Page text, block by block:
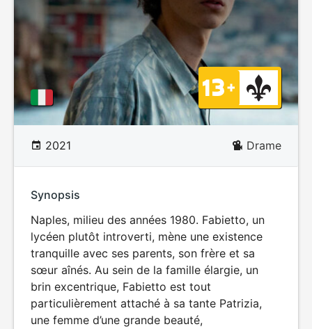
2021 Drame
Synopsis
Naples, milieu des années 1980. Fabietto, un
lycéen plutôt introverti, mène une existence
tranquille avec ses parents, son frère et sa
sœur aînés. Au sein de la famille élargie, un
brin excentrique, Fabietto est tout
particulièrement attaché à sa tante Patrizia,
une femme d’une grande beauté,